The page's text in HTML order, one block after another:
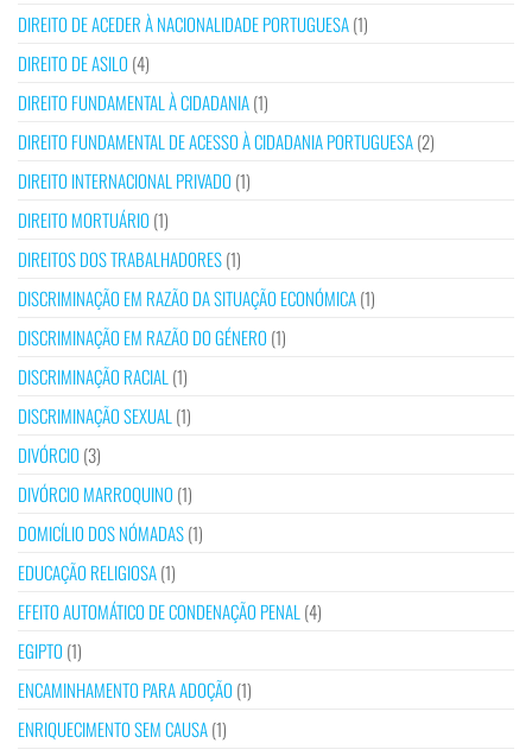
DIREITO DE ACEDER À NACIONALIDADE PORTUGUESA(1)
DIREITO DE ASILO (4)
DIREITO FUNDAMENTAL À CIDADANIA(1)
DIREITO FUNDAMENTAL DE ACESSO À CIDADANIA PORTUGUESA(2)
DIREITO INTERNACIONAL PRIVADO (1)
DIREITO MORTUÁRIO (1)
DIREITOS DOS TRABALHADORES(1)
DISCRIMINAÇÃO EM RAZÃO DA SITUAÇÃO ECONÓMICA(1)
DISCRIMINAÇÃO EM RAZÃO DO GÉNERO (1)
DISCRIMINAÇÃO RACIAL (1)
DISCRIMINAÇÃO SEXUAL (1)
DIVÓRCIO (3)
DIVÓRCIO MARROQUINO (1)
DOMICÍLIO DOS NÓMADAS(1)
EDUCAÇÃO RELIGIOSA(1)
EFEITO AUTOMÁTICO DE CONDENAÇÃO PENAL (4)
EGIPTO (1)
ENCAMINHAMENTO PARA ADOÇÃO (1)
ENRIQUECIMENTO SEM CAUSA(1)